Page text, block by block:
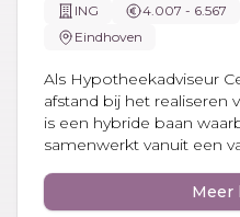
ING 4.007 - 6.567
Eindhoven
Als Hypotheekadviseur
afstand bij het
is een hybride baan
samenwerkt vanuit een
Meer